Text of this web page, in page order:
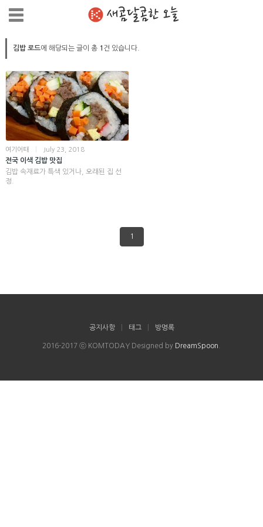
새콤달콤한 오늘
김밥 로드에 해당되는 글이 총 1 건 있습니다.
여기어때 July 23, 2018
전국 이색 김밥 맛집
김밥 속재료가 특색 있거나, 오래된 집 선
정.
1
공지사항 태그 방명록
2016-2017 ⓒ KOMTODAY Designed by DreamSpoon